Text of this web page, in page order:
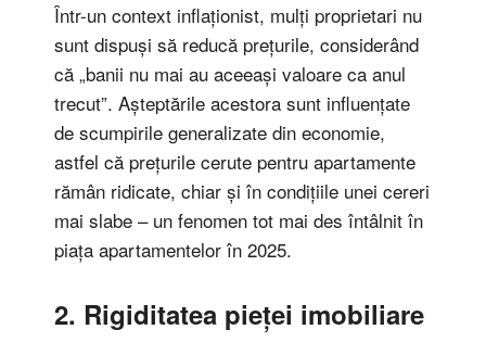
Într-un context inflaționist, mulți proprietari nu
sunt dispuși să reducă prețurile, considerând
că „banii nu mai au aceeași valoare ca anul
trecut”. Așteptările acestora sunt influențate
de scumpirile generalizate din economie,
astfel că prețurile cerute pentru apartamente
rămân ridicate, chiar și în condițiile unei cereri
mai slabe – un fenomen tot mai des întâlnit în
piața apartamentelor în 2025.
2. Rigiditatea pieței imobiliare